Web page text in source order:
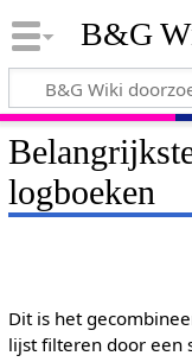
B&G
logboeken
Dit is het
lijst filteren door een